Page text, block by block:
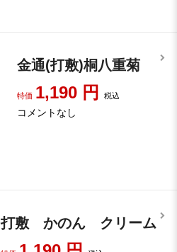
金通(打敷)桐八重菊
特価 1,190 円税込
コメントなし
打敷 かのん クリーム